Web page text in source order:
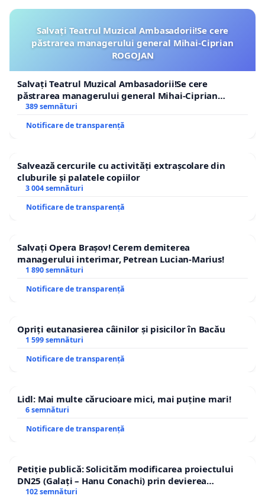
Salvați Teatrul Muzical Ambasadorii!Se cere
păstrarea managerului general Mihai-Ciprian
ROGOJAN
Salvați Teatrul Muzical Ambasadorii!Se cere
păstrarea managerului general Mihai-Ciprian
ROGOJAN
389 semnături
Notificare de transparență
Salvează cercurile cu activități extrașcolare din
cluburile și palatele copiilor
3 004 semnături
Notificare de transparență
Salvați Opera Brașov! Cerem demiterea
managerului interimar, Petrean Lucian-Marius!
1 890 semnături
Notificare de transparență
Opriți eutanasierea câinilor și pisicilor în Bacău
1 599 semnături
Notificare de transparență
Lidl: Mai multe cărucioare mici, mai puține mari!
6 semnături
Notificare de transparență
Petiție publică: Solicităm modificarea proiectului
DN25 (Galați – Hanu Conachi) prin devierea
traseului în afara localităților!
102 semnături